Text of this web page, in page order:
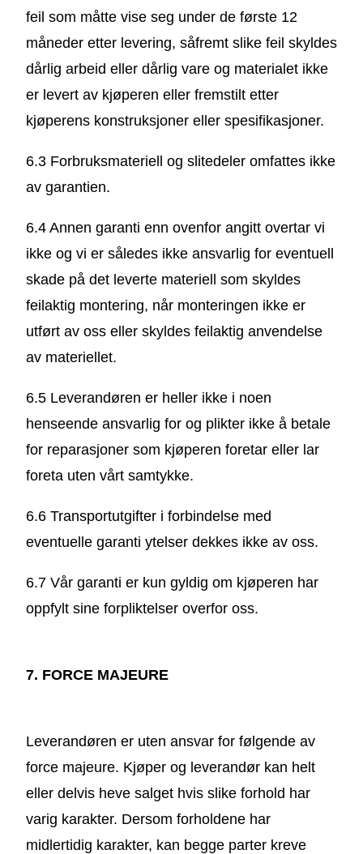
feil som måtte vise seg under de første 12
måneder etter levering, såfremt slike feil skyldes
dårlig arbeid eller dårlig vare og materialet ikke
er levert av kjøperen eller fremstilt etter
kjøperens konstruksjoner eller spesifikasjoner.
6.3 Forbruksmateriell og slitedeler omfattes ikke
av garantien.
6.4 Annen garanti enn ovenfor angitt overtar vi
ikke og vi er således ikke ansvarlig for eventuell
skade på det leverte materiell som skyldes
feilaktig montering, når monteringen ikke er
utført av oss eller skyldes feilaktig anvendelse
av materiellet.
6.5 Leverandøren er heller ikke i noen
henseende ansvarlig for og plikter ikke å betale
for reparasjoner som kjøperen foretar eller lar
foreta uten vårt samtykke.
6.6 Transportutgifter i forbindelse med
eventuelle garanti ytelser dekkes ikke av oss.
6.7 Vår garanti er kun gyldig om kjøperen har
oppfylt sine forpliktelser overfor oss.
7. FORCE MAJEURE
Leverandøren er uten ansvar for følgende av
force majeure. Kjøper og leverandør kan helt
eller delvis heve salget hvis slike forhold har
varig karakter. Dersom forholdene har
midlertidig karakter, kan begge parter kreve